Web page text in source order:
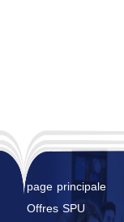
page principale
Offres SPU